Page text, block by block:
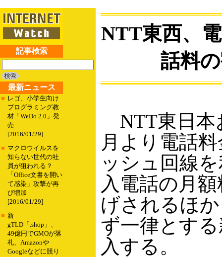
記事検索
最新ニュース
■ レゴ、小学生向け
プログラミング教
材「WeDo 2.0」発
売
[2016/01/29]
■ マクロウイルスを
知らない世代の社
員が狙われる？
「Office文書を開い
て感染」攻撃が再
び増加
[2016/01/29]
■ 新
gTLD「.shop」、
49億円でGMOが落
札、Amazonや
Googleなどに競り
NTT東西、
話料
NTT東日本
月より電話
ッシュ回線
入電話の月
げされるほ
ず一律とす
入する。